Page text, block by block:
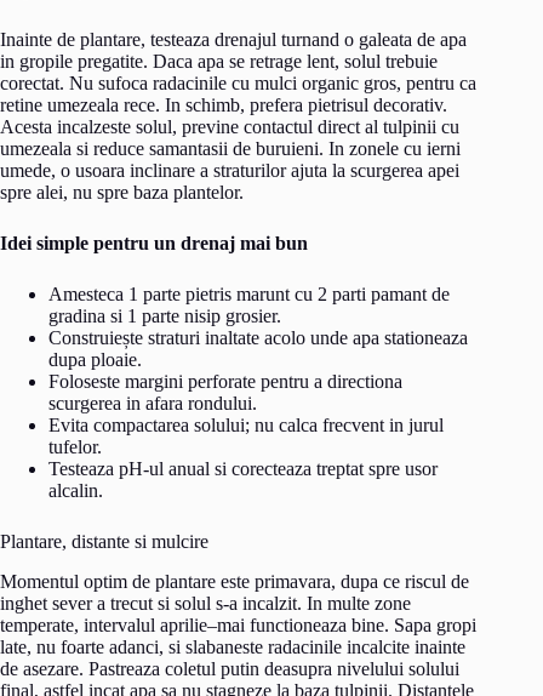
Inainte de plantare, testeaza drenajul turnand o galeata de apa
in gropile pregatite. Daca apa se retrage lent, solul trebuie
corectat. Nu sufoca radacinile cu mulci organic gros, pentru ca
retine umezeala rece. In schimb, prefera pietrisul decorativ.
Acesta incalzeste solul, previne contactul direct al tulpinii cu
umezeala si reduce samantasii de buruieni. In zonele cu ierni
umede, o usoara inclinare a straturilor ajuta la scurgerea apei
spre alei, nu spre baza plantelor.
Idei simple pentru un drenaj mai bun
Amesteca 1 parte pietris marunt cu 2 parti pamant de
gradina si 1 parte nisip grosier.
Construiește straturi inaltate acolo unde apa stationeaza
dupa ploaie.
Foloseste margini perforate pentru a directiona
scurgerea in afara rondului.
Evita compactarea solului; nu calca frecvent in jurul
tufelor.
Testeaza pH-ul anual si corecteaza treptat spre usor
alcalin.
Plantare, distante si mulcire
Momentul optim de plantare este primavara, dupa ce riscul de
inghet sever a trecut si solul s-a incalzit. In multe zone
temperate, intervalul aprilie–mai functioneaza bine. Sapa gropi
late, nu foarte adanci, si slabaneste radacinile incalcite inainte
de asezare. Pastreaza coletul putin deasupra nivelului solului
final, astfel incat apa sa nu stagneze la baza tulpinii. Distantele